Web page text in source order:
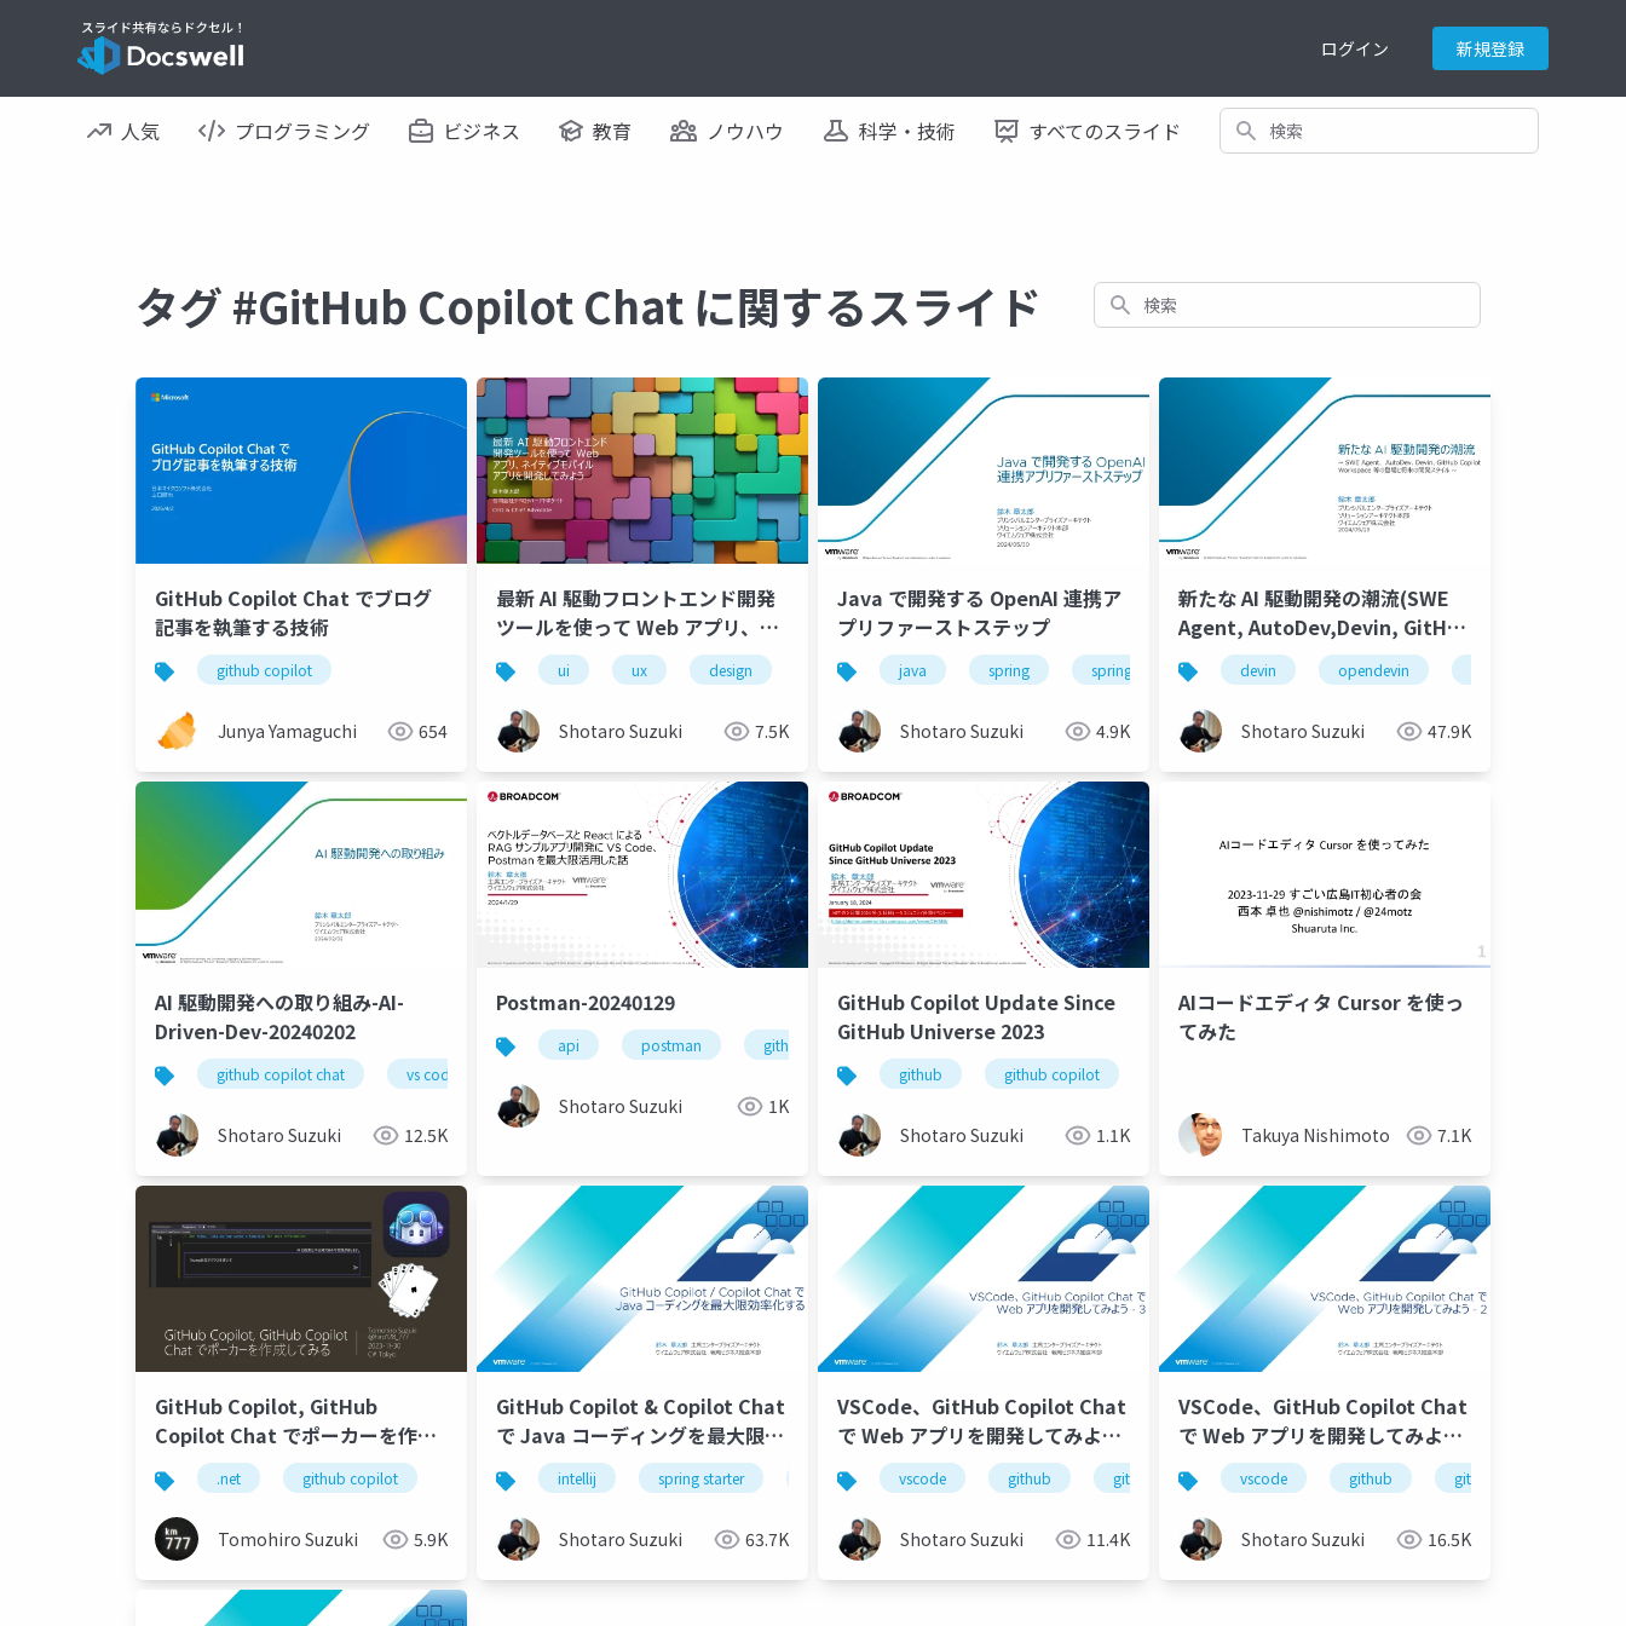
ログイン 新規登録
人気 プログラミング ビジネス 教育 ノウハウ 科学・技術 すべてのスライド 検索
タグ #GitHub Copilot Chat に関するスライド 検索
GitHub Copilot Chat でブログ
記事を執筆する技術
github copilot
Junya Yamaguchi 654
最新 AI 駆動フロントエンド開発
ツールを使って Web アプリ、ネ
イティブモバイルアプリを開発し
てみよう
ui ux design web mobile native mobile react react native kubernetes
Shotaro Suzuki 7.5K
Java で開発する OpenAI 連携ア
プリファーストステップ
java spring spring boot java21 spring ai
Shotaro Suzuki 4.9K
新たな AI 駆動開発の潮流(SWE
Agent, AutoDev,Devin, GitHub
Copilot Workspace等)
devin opendevin
Shotaro Suzuki 47.9K
AI 駆動開発への取り組み-AI-
Driven-Dev-20240202
github copilot chat vs code uizard figma react
Shotaro Suzuki 12.5K
Postman-20240129
api postman github copilot github copilot chat
Shotaro Suzuki 1K
GitHub Copilot Update Since
GitHub Universe 2023
github github copilot
Shotaro Suzuki 1.1K
AIコードエディタ Cursor を使っ
てみた
Takuya Nishimoto 7.1K
GitHub Copilot, GitHub
Copilot Chat でポーカーを作成
してみる
.net github copilot
Tomohiro Suzuki 5.9K
GitHub Copilot & Copilot Chat
で Java コーディングを最大限効
率化する-配布用
intellij spring starter github github copilot github copilot chat visual studio code java
Shotaro Suzuki 63.7K
VSCode、GitHub Copilot Chat
で Web アプリを開発してみよう
- 3
vscode github github copilot github copilot chat codex
Shotaro Suzuki 11.4K
VSCode、GitHub Copilot Chat
で Web アプリを開発してみよう
- 2
vscode github github copilot
Shotaro Suzuki 16.5K